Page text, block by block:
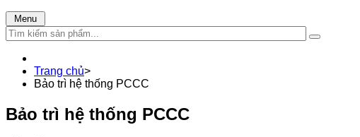
Menu
Trang chủ>
Bảo trì hệ thống PCCC
Bảo trì hệ thống PCCC